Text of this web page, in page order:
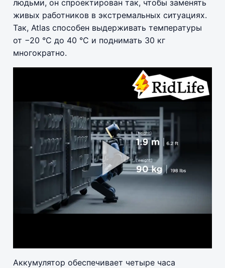
людьми, он спроектирован так, чтобы заменять
живых работников в экстремальных ситуациях.
Так, Atlas способен выдерживать температуры
от −20 °C до 40 °C и поднимать 30 кг
многократно.
Аккумулятор обеспечивает четыре часа